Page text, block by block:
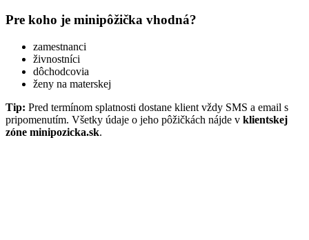
Pre koho je minipôžička vhodná?
zamestnanci
živnostníci
dôchodcovia
ženy na materskej
Tip: Pred termínom splatnosti dostane klient vždy SMS a email s
pripomenutím. Všetky údaje o jeho pôžičkách nájde v klientskej
zóne minipozicka.sk.